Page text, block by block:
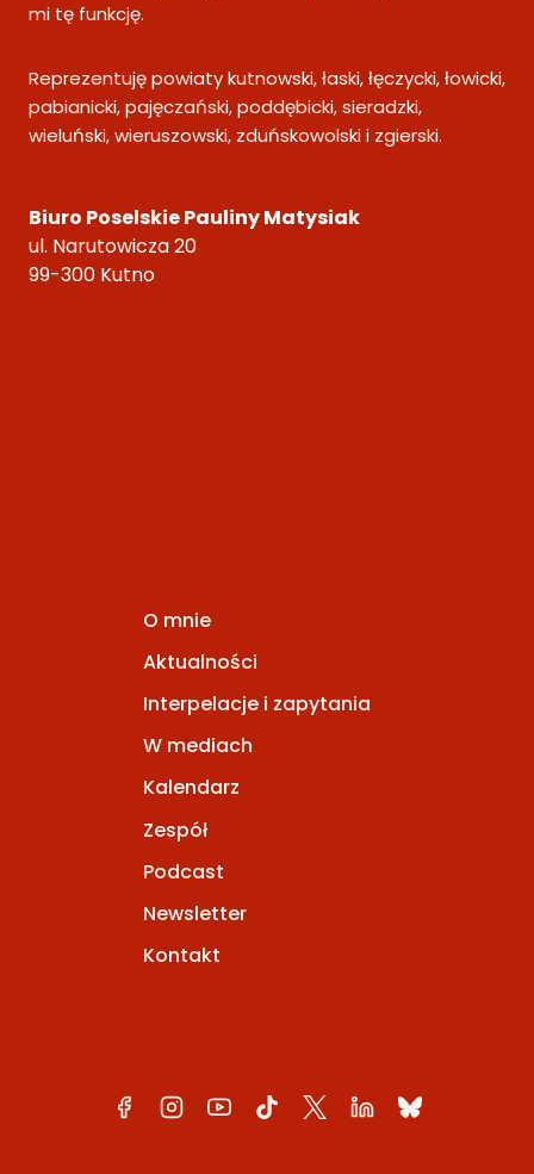
mi tę funkcję.
Reprezentuję powiaty kutnowski, łaski, łęczycki, łowicki,
pabianicki, pajęczański, poddębicki, sieradzki,
wieluński, wieruszowski, zduńskowolski i zgierski.
Biuro Poselskie Pauliny Matysiak
ul. Narutowicza 20
99-300 Kutno
O mnie
Aktualności
Interpelacje i zapytania
W mediach
Kalendarz
Zespół
Podcast
Newsletter
Kontakt